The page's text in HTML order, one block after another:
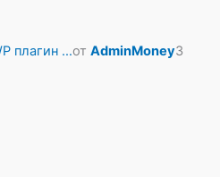
плагин …от AdminMoney3